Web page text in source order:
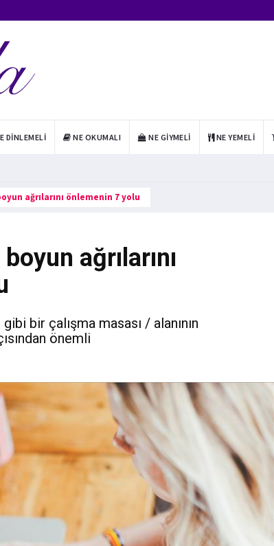
DINLEMELI NE OKUMALI NE GIYMELI NE YEMELI
ağrılarını önlemenin 7 yolu
ağrılarını
bir çalışma masası / alanının
önemli